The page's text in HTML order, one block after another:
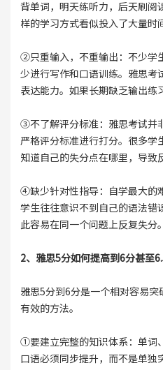
背单词，明天练听力，后天刷阅
样的学习方式看似投入了大量时
②只重输入，不重输出：不少学
少进行写作和口语训练。雅思考
表达能力。如果长期缺乏输出练
③不了解评分标准：雅思考试并
严格评分标准进行打分。很多学
知道自己的失分点在哪里，导致
④缺少针对性指导：自学最大的
学生往往意识不到自己的语法错
此容易在同一个问题上反复失分。
2、雅思5分如何提高到6分甚至
雅思5分到6分是一个相对容易
有效的方法。
①要建立完整的知识体系：单词
口语必须同步提升，而不是单独